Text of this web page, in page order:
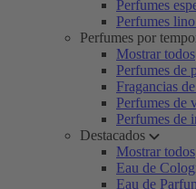
Perfumes
Perfumes
Perfumes por
Mostrar todos
Perfumes de
Fragancias
Perfumes de
Perfumes de
Destacados
Mostrar todos
Eau de
Eau de